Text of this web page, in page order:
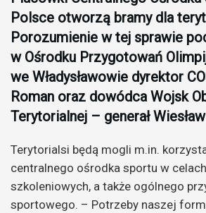
Polsce otworzą bramy dla
Porozumienie w tej sprawie
w Ośrodku Przygotowań
we Władysławowie dyrektor
Roman oraz dowódca Wojsk
Terytorialnej – generał Wiesław
Terytorialsi będą mogli m.in.
centralnego ośrodka sportu w
szkoleniowych, a także ogólnego
sportowego. – Potrzeby naszej